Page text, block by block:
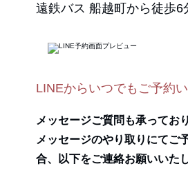
遠鉄バス 船越町から徒歩6
LINEからいつでもご予約
メッセージご質問も承ってお
メッセージのやり取りにてご
合、以下をご連絡お願いいた